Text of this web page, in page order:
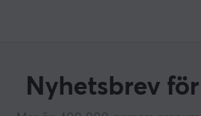
Nyhetsbrev